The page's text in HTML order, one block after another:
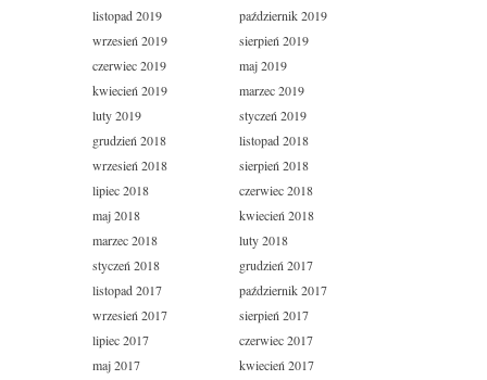
listopad 2019
październik 2019
wrzesień 2019
sierpień 2019
czerwiec 2019
maj 2019
kwiecień 2019
marzec 2019
luty 2019
styczeń 2019
grudzień 2018
listopad 2018
wrzesień 2018
sierpień 2018
lipiec 2018
czerwiec 2018
maj 2018
kwiecień 2018
marzec 2018
luty 2018
styczeń 2018
grudzień 2017
listopad 2017
październik 2017
wrzesień 2017
sierpień 2017
lipiec 2017
czerwiec 2017
maj 2017
kwiecień 2017